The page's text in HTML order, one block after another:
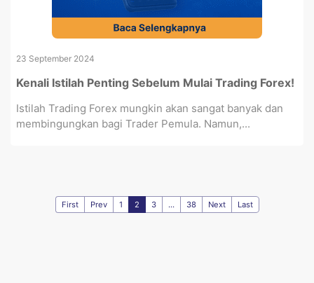
23 September 2024
Kenali Istilah Penting Sebelum Mulai Trading Forex!
Istilah Trading Forex mungkin akan sangat banyak dan
membingungkan bagi Trader Pemula. Namun,...
First Prev 1 2 3 ... 38 Next Last